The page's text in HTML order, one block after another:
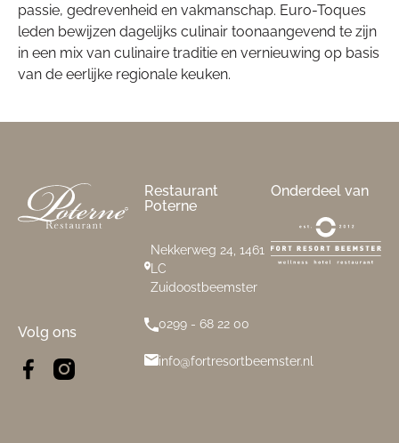
passie, gedrevenheid en vakmanschap. Euro-Toques
leden bewijzen dagelijks culinair toonaangevend te zijn
in een mix van culinaire traditie en vernieuwing op basis
van de eerlijke regionale keuken.
Volg ons
Restaurant
Poterne
Nekkerweg 24, 1461
LC
Zuidoostbeemster
0299 - 68 22 00
info@fortresortbeemster.nl
Onderdeel van